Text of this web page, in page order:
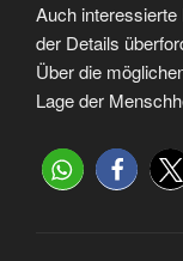
Auch
der Details
Über die
Lage der